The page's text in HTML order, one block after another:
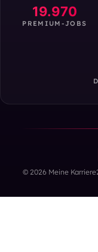
19.970
PREMIUM-JOBS
© 2026 Meine